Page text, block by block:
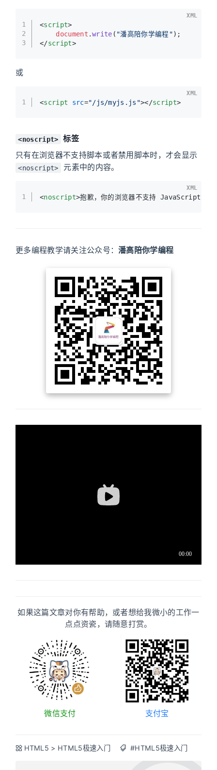
1
2
3
<script>
document .write ( "潘高陪你学编程");
</script>
XML
或
1 <script src="/js/myjs.js"></script>
XML
<noscript>
标签
只有在浏览器不支持脚本或者禁用脚本时，才会显示
<noscript> 元素中的内容。
1 <noscript>抱歉，你的浏览器不支持 JavaScript!
XML
更多编程教学请关注公众号：潘高陪你学编程
如果这篇文章对你有帮助，或者想给我微小的工作一
点点资瓷，请随意打赏。
微信支付 支付宝
HTML5 > HTML5极速入门 #HTML5极速入门